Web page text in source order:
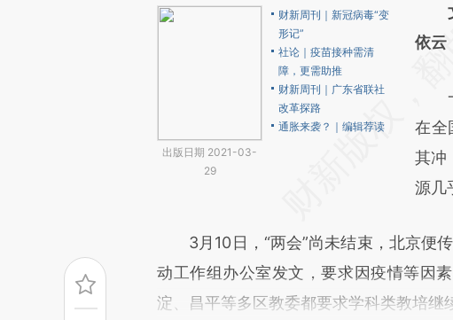
出版日期 2021-03-
29
财新周刊｜新冠病毒“变
形记”
社论｜疫苗接种需清
障，更需助推
财新周刊｜广东省联社
改革探路
通胀来袭？｜编辑荐读
而
财新
比对
依云
一
在全
其冲
源几
3月10日，“两会”尚未结束，北京便
动工作组办公室发文，要求因疫情等因
淀、昌平等多区教委都要求学科类教培继